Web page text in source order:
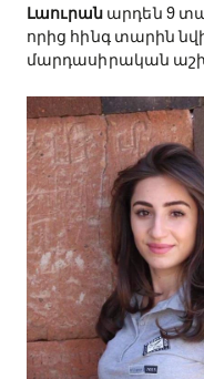
Լաուրան արդեն 9
որից հինգ տարին
մարդասիրական